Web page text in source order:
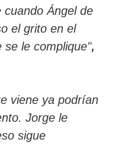
Ángel de
el grito en el
se le complique",
viene ya podrían
Jorge le
sigue